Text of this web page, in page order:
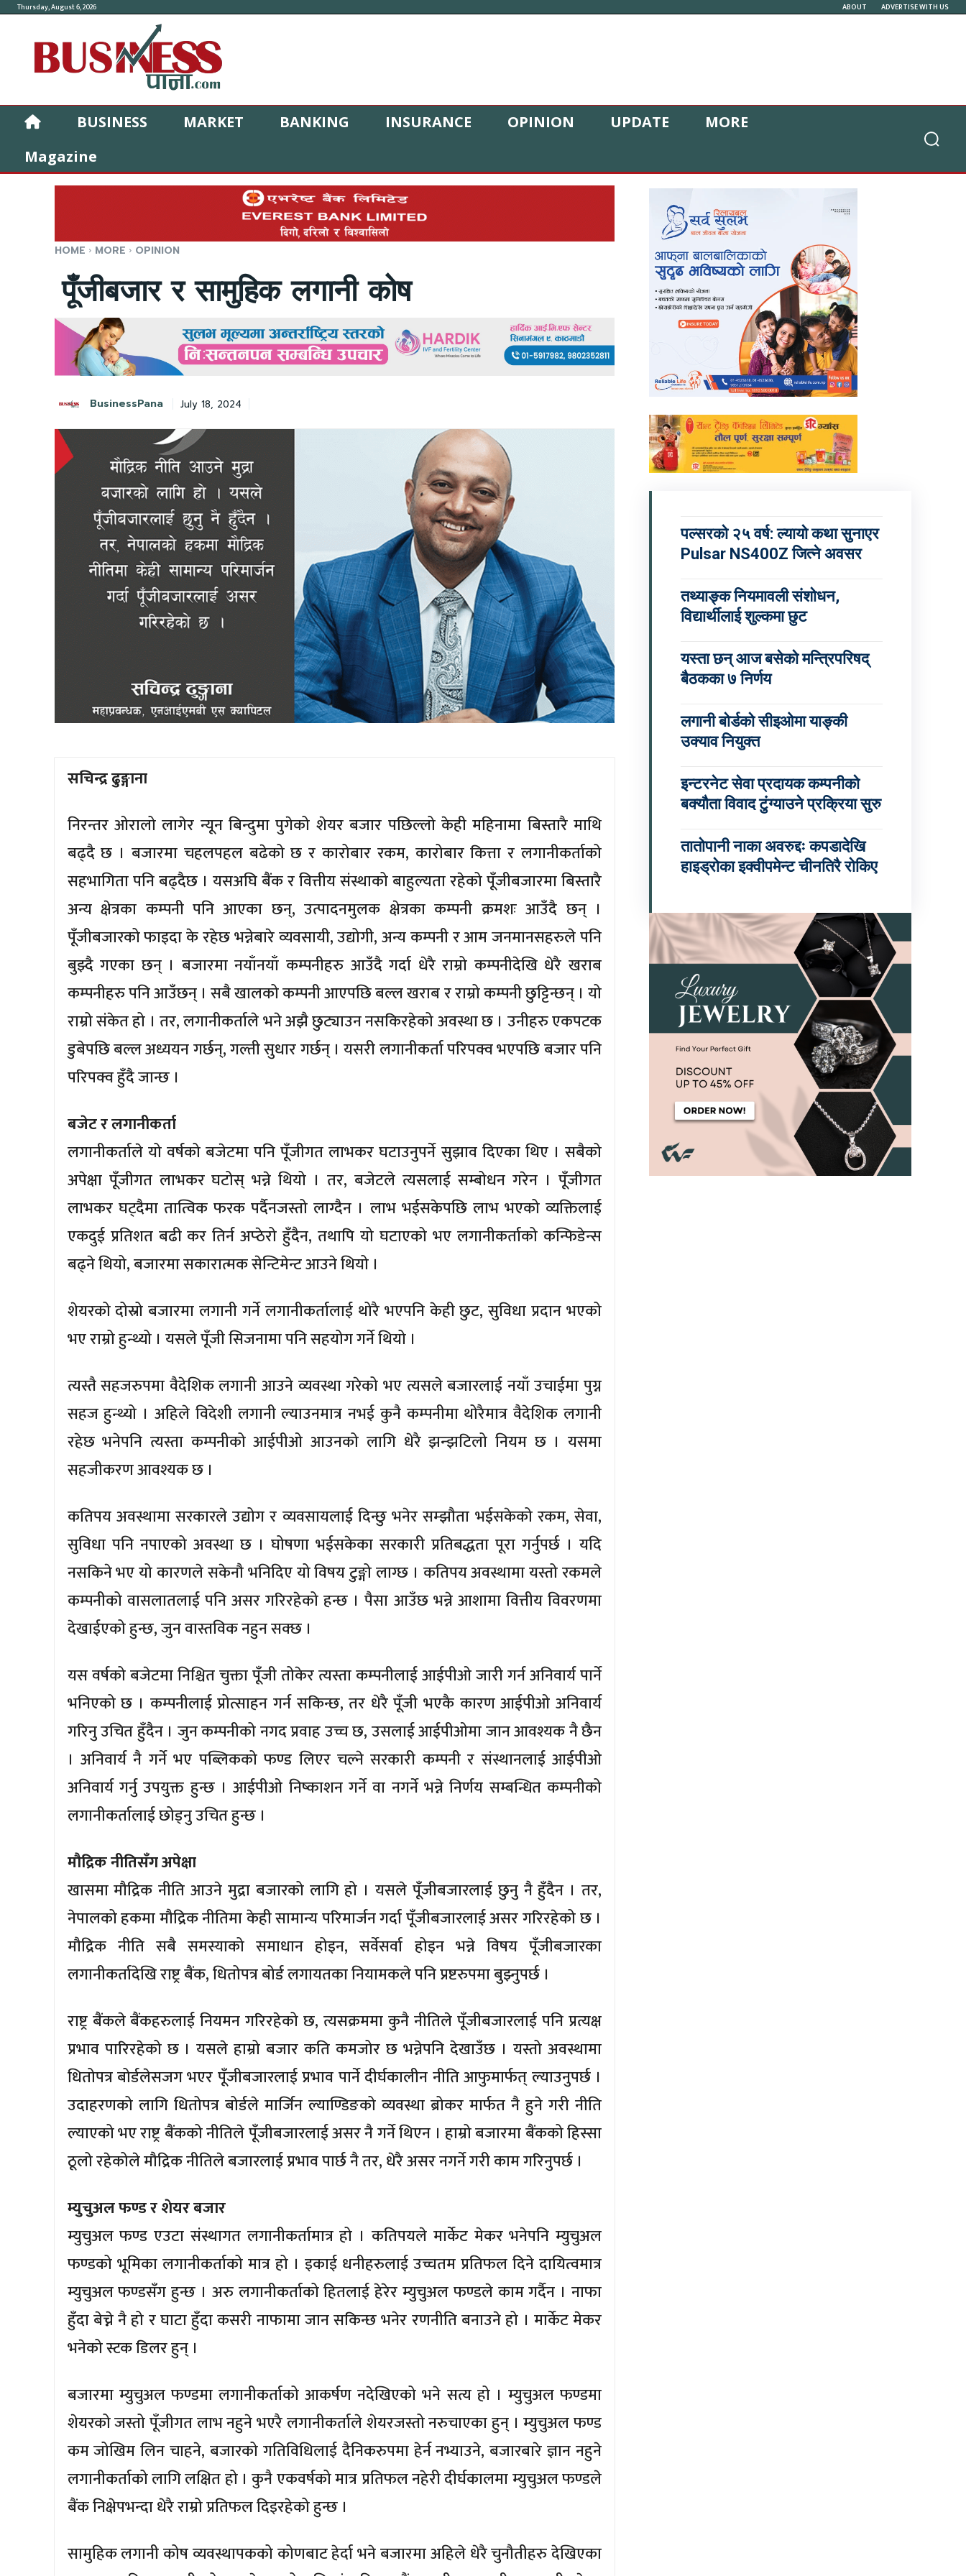
Thursday, August 6, 2026 ABOUT ADVERTISE WITH US
BUSINESS MARKET BANKING INSURANCE OPINION UPDATE
MORE
Magazine
HOME MORE OPINION
पूँजीबजार र सामुहिक लगानी कोष
BusinessPana July 18, 2024
सचिन्द्र ढुङ्गाना
निरन्तर ओरालो लागेर न्यून बिन्दुमा पुगेको शेयर बजार पछिल्लो केही महिनामा बिस्तारै माथि
बढ्दै छ । बजारमा चहलपहल बढेको छ र कारोबार रकम, कारोबार कित्ता र लगानीकर्ताको
सहभागिता पनि बढ्दैछ । यसअघि बैंक र वित्तीय संस्थाको बाहुल्यता रहेको पूँजीबजारमा बिस्तारै
अन्य क्षेत्रका कम्पनी पनि आएका छन्, उत्पादनमुलक क्षेत्रका कम्पनी क्रमशः आउँदै छन् ।
पूँजीबजारको फाइदा के रहेछ भन्नेबारे व्यवसायी, उद्योगी, अन्य कम्पनी र आम जनमानसहरुले पनि
बुझ्दै गएका छन् । बजारमा नयाँनयाँ कम्पनीहरु आउँदै गर्दा धेरै राम्रो कम्पनीदेखि धेरै खराब
कम्पनीहरु पनि आउँछन् । सबै खालको कम्पनी आएपछि बल्ल खराब र राम्रो कम्पनी छुट्टिन्छन् । यो
राम्रो संकेत हो । तर, लगानीकर्ताले भने अझै छुट्याउन नसकिरहेको अवस्था छ । उनीहरु एकपटक
डुबेपछि बल्ल अध्ययन गर्छन्, गल्ती सुधार गर्छन् । यसरी लगानीकर्ता परिपक्व भएपछि बजार पनि
परिपक्व हुँदै जान्छ ।
बजेट र लगानीकर्ता
लगानीकर्ताले यो वर्षको बजेटमा पनि पूँजीगत लाभकर घटाउनुपर्ने सुझाव दिएका थिए । सबैको
अपेक्षा पूँजीगत लाभकर घटोस् भन्ने थियो । तर, बजेटले त्यसलाई सम्बोधन गरेन । पूँजीगत
लाभकर घट्दैमा तात्विक फरक पर्दैनजस्तो लाग्दैन । लाभ भईसकेपछि लाभ भएको व्यक्तिलाई
एकदुई प्रतिशत बढी कर तिर्न अप्ठेरो हुँदैन, तथापि यो घटाएको भए लगानीकर्ताको कन्फिडेन्स
बढ्ने थियो, बजारमा सकारात्मक सेन्टिमेन्ट आउने थियो ।
शेयरको दोस्रो बजारमा लगानी गर्ने लगानीकर्तालाई थोरै भएपनि केही छुट, सुविधा प्रदान भएको
भए राम्रो हुन्थ्यो । यसले पूँजी सिजनामा पनि सहयोग गर्ने थियो ।
त्यस्तै सहजरुपमा वैदेशिक लगानी आउने व्यवस्था गरेको भए त्यसले बजारलाई नयाँ उचाईमा पुग्न
सहज हुन्थ्यो । अहिले विदेशी लगानी ल्याउनमात्र नभई कुनै कम्पनीमा थोरैमात्र वैदेशिक लगानी
रहेछ भनेपनि त्यस्ता कम्पनीको आईपीओ आउनको लागि धेरै झन्झटिलो नियम छ । यसमा
सहजीकरण आवश्यक छ ।
कतिपय अवस्थामा सरकारले उद्योग र व्यवसायलाई दिन्छु भनेर सम्झौता भईसकेको रकम, सेवा,
सुविधा पनि नपाएको अवस्था छ । घोषणा भईसकेका सरकारी प्रतिबद्धता पूरा गर्नुपर्छ । यदि
नसकिने भए यो कारणले सकेनौ भनिदिए यो विषय टुङ्गो लाग्छ । कतिपय अवस्थामा यस्तो रकमले
कम्पनीको वासलातलाई पनि असर गरिरहेको हन्छ । पैसा आउँछ भन्ने आशामा वित्तीय विवरणमा
देखाईएको हुन्छ, जुन वास्तविक नहुन सक्छ ।
यस वर्षको बजेटमा निश्चित चुक्ता पूँजी तोकेर त्यस्ता कम्पनीलाई आईपीओ जारी गर्न अनिवार्य पार्ने
भनिएको छ । कम्पनीलाई प्रोत्साहन गर्न सकिन्छ, तर धेरै पूँजी भएकै कारण आईपीओ अनिवार्य
गरिनु उचित हुँदैन । जुन कम्पनीको नगद प्रवाह उच्च छ, उसलाई आईपीओमा जान आवश्यक नै छैन
। अनिवार्य नै गर्ने भए पब्लिकको फण्ड लिएर चल्ने सरकारी कम्पनी र संस्थानलाई आईपीओ
अनिवार्य गर्नु उपयुक्त हुन्छ । आईपीओ निष्काशन गर्ने वा नगर्ने भन्ने निर्णय सम्बन्धित कम्पनीको
लगानीकर्तालाई छोड्नु उचित हुन्छ ।
मौद्रिक नीतिसँग अपेक्षा
खासमा मौद्रिक नीति आउने मुद्रा बजारको लागि हो । यसले पूँजीबजारलाई छुनु नै हुँदैन । तर,
नेपालको हकमा मौद्रिक नीतिमा केही सामान्य परिमार्जन गर्दा पूँजीबजारलाई असर गरिरहेको छ ।
मौद्रिक नीति सबै समस्याको समाधान होइन, सर्वेसर्वा होइन भन्ने विषय पूँजीबजारका
लगानीकर्तादेखि राष्ट्र बैंक, धितोपत्र बोर्ड लगायतका नियामकले पनि प्रष्टरुपमा बुझ्नुपर्छ ।
राष्ट्र बैंकले बैंकहरुलाई नियमन गरिरहेको छ, त्यसक्रममा कुनै नीतिले पूँजीबजारलाई पनि प्रत्यक्ष
प्रभाव पारिरहेको छ । यसले हाम्रो बजार कति कमजोर छ भन्नेपनि देखाउँछ । यस्तो अवस्थामा
धितोपत्र बोर्डलेसजग भएर पूँजीबजारलाई प्रभाव पार्ने दीर्घकालीन नीति आफुमार्फत् ल्याउनुपर्छ ।
उदाहरणको लागि धितोपत्र बोर्डले मार्जिन ल्याण्डिङको व्यवस्था ब्रोकर मार्फत नै हुने गरी नीति
ल्याएको भए राष्ट्र बैंकको नीतिले पूँजीबजारलाई असर नै गर्ने थिएन । हाम्रो बजारमा बैंकको हिस्सा
ठूलो रहेकोले मौद्रिक नीतिले बजारलाई प्रभाव पार्छ नै तर, धेरै असर नगर्ने गरी काम गरिनुपर्छ ।
म्युचुअल फण्ड र शेयर बजार
म्युचुअल फण्ड एउटा संस्थागत लगानीकर्तामात्र हो । कतिपयले मार्केट मेकर भनेपनि म्युचुअल
फण्डको भूमिका लगानीकर्ताको मात्र हो । इकाई धनीहरुलाई उच्चतम प्रतिफल दिने दायित्वमात्र
म्युचुअल फण्डसँग हुन्छ । अरु लगानीकर्ताको हितलाई हेरेर म्युचुअल फण्डले काम गर्दैन । नाफा
हुँदा बेच्ने नै हो र घाटा हुँदा कसरी नाफामा जान सकिन्छ भनेर रणनीति बनाउने हो । मार्केट मेकर
भनेको स्टक डिलर हुन् ।
बजारमा म्युचुअल फण्डमा लगानीकर्ताको आकर्षण नदेखिएको भने सत्य हो । म्युचुअल फण्डमा
शेयरको जस्तो पूँजीगत लाभ नहुने भएरै लगानीकर्ताले शेयरजस्तो नरुचाएका हुन् । म्युचुअल फण्ड
कम जोखिम लिन चाहने, बजारको गतिविधिलाई दैनिकरुपमा हेर्न नभ्याउने, बजारबारे ज्ञान नहुने
लगानीकर्ताको लागि लक्षित हो । कुनै एकवर्षको मात्र प्रतिफल नहेरी दीर्घकालमा म्युचुअल फण्डले
बैंक निक्षेपभन्दा धेरै राम्रो प्रतिफल दिइरहेको हुन्छ ।
सामुहिक लगानी कोष व्यवस्थापकको कोणबाट हेर्दा भने बजारमा अहिले धेरै चुनौतीहरु देखिएका
पल्सरको २५ वर्ष: ल्यायो कथा सुनाएर
Pulsar NS400Z जित्ने अवसर
तथ्याङ्क नियमावली संशोधन,
विद्यार्थीलाई शुल्कमा छुट
यस्ता छन् आज बसेको मन्त्रिपरिषद्
बैठकका ७ निर्णय
लगानी बोर्डको सीइओमा याङ्की
उक्याव नियुक्त
इन्टरनेट सेवा प्रदायक कम्पनीको
बक्यौता विवाद टुंग्याउने प्रक्रिया सुरु
तातोपानी नाका अवरुद्दः कपडादेखि
हाइड्रोका इक्वीपमेन्ट चीनतिरै रोकिए